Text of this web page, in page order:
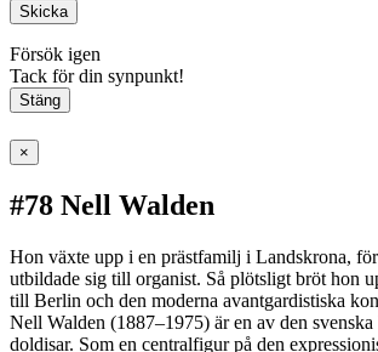
Skicka
Försök igen
Tack för din synpunkt!
Stäng
×
#78 Nell Walden
Hon växte upp i en prästfamilj i Landskrona,
utbildade sig till organist. Så plötsligt bröt hon
till Berlin och den moderna avantgardistiska
Nell Walden (1887–1975) är en av den svenska
doldisar. Som en centralfigur på den